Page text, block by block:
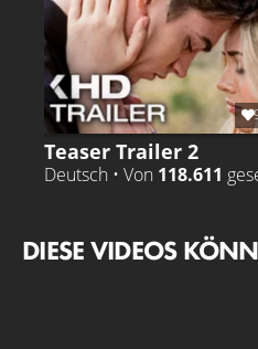
Teaser Trailer 2
Deutsch • Von 118.611
DIESE VIDEOS